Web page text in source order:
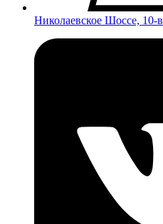
Николаевское Шоссе, 10-в